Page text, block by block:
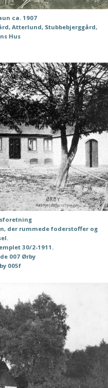
ca. 1907
Atterlund, Stubbebjerggård,
Hus
der rummede foderstoffer og
30/2-1911.
007 Ørby
005f